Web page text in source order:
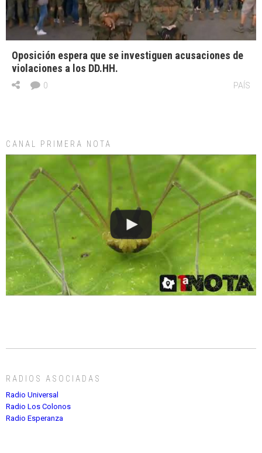
Oposición espera que se investiguen acusaciones de
violaciones a los DD.HH.
PAÍS
0
CANAL PRIMERA NOTA
RADIOS ASOCIADAS
Radio Universal
Radio Los Colonos
Radio Esperanza